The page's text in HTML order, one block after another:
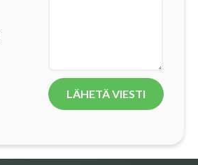
LÄHETÄ VIESTI